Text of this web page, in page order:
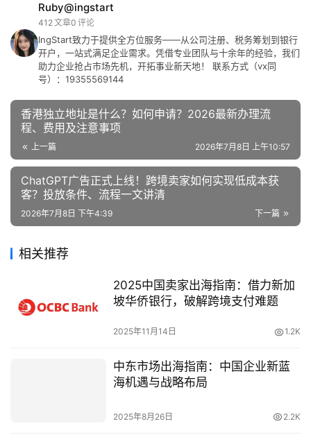
Ruby@ingstart
412文章0 评论
IngStart致力于提供全方位服务——从公司注册、税务筹划到银行
开户，一站式满足企业需求。凭借专业团队与十余年的经验，我们
助力企业抢占市场先机，开拓事业新天地！ 联系方式（vx同
号）：19355569144
香港独立地址是什么？如何申请？2026最新办理流
程、费用及注意事项
上一篇 2026年7月8日 上午10:57
ChatGPT广告正式上线！跨境卖家如何实现低成本获
客？投放条件、流程一文讲清
下一篇
2026年7月8日 下午4:39
相关推荐
2025中国卖家出海指南：借力新加
坡华侨银行，破解跨境支付难题
2025年11月14日 1.2K
中东市场出海指南：中国企业新蓝
海机遇与战略布局
2025年8月26日 2.2K